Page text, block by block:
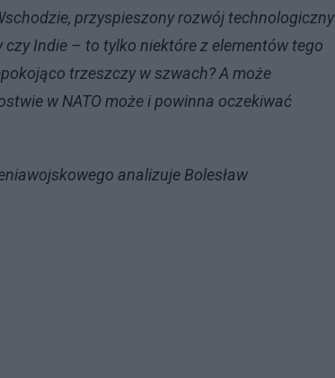
przyspieszony rozwój technologiczny
Indie – to tylko niektóre z elementów tego
trzeszczy w szwach? A może
w NATO może i powinna oczekiwać
wojskowego analizuje Bolesław